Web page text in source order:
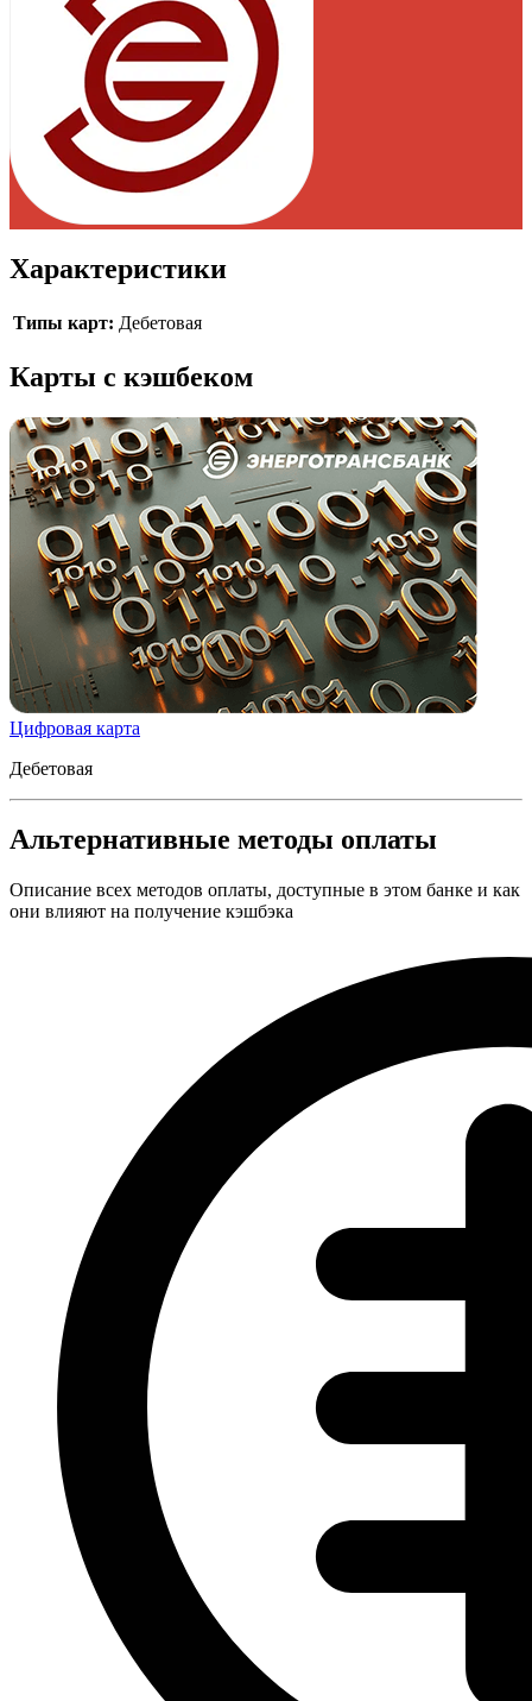
Характеристики
Типы карт: Дебетовая
Карты с кэшбеком
Цифровая карта
Дебетовая
Альтернативные методы оплаты
Описание всех методов оплаты, доступные в этом банке и как
они влияют на получение кэшбэка